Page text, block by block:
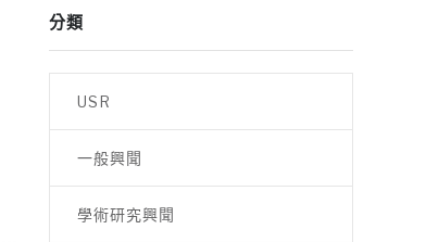
分類
USR
一般興聞
學術研究興聞